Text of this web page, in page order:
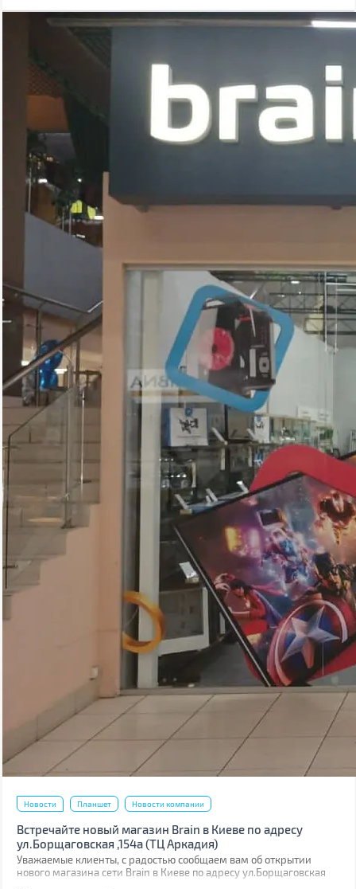
Новости Планшет Новости компании
Встречайте новый магазин Brain в Киеве по адресу
ул.Борщаговская ,154а (ТЦ Аркадия)
Уважаемые клиенты, с радостью сообщаем вам об открытии
нового магазина сети Brain в Киеве по адресу ул.Борщаговская